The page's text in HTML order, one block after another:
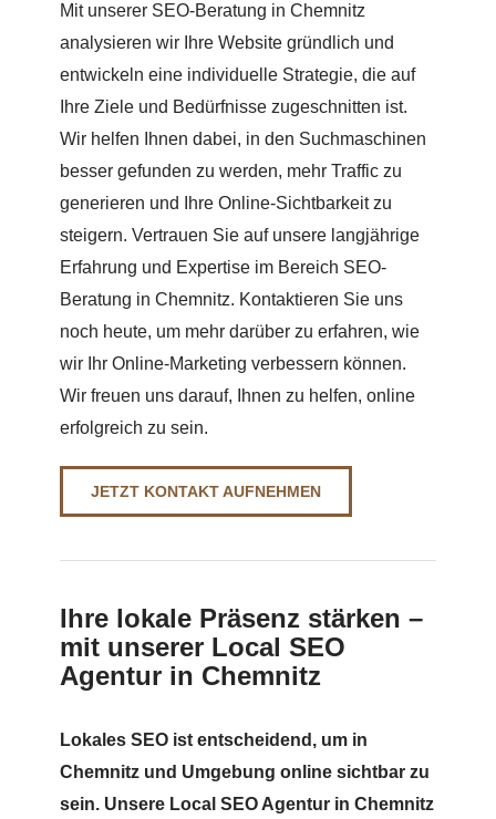
Mit unserer SEO-Beratung in Chemnitz
analysieren wir Ihre Website gründlich und
entwickeln eine individuelle Strategie, die auf
Ihre Ziele und Bedürfnisse zugeschnitten ist.
Wir helfen Ihnen dabei, in den Suchmaschinen
besser gefunden zu werden, mehr Traffic zu
generieren und Ihre Online-Sichtbarkeit zu
steigern. Vertrauen Sie auf unsere langjährige
Erfahrung und Expertise im Bereich SEO-
Beratung in Chemnitz. Kontaktieren Sie uns
noch heute, um mehr darüber zu erfahren, wie
wir Ihr Online-Marketing verbessern können.
Wir freuen uns darauf, Ihnen zu helfen, online
erfolgreich zu sein.
JETZT KONTAKT AUFNEHMEN
Ihre lokale Präsenz stärken –
mit unserer Local SEO
Agentur in Chemnitz
Lokales SEO ist entscheidend, um in
Chemnitz und Umgebung online sichtbar zu
sein. Unsere Local SEO Agentur in Chemnitz